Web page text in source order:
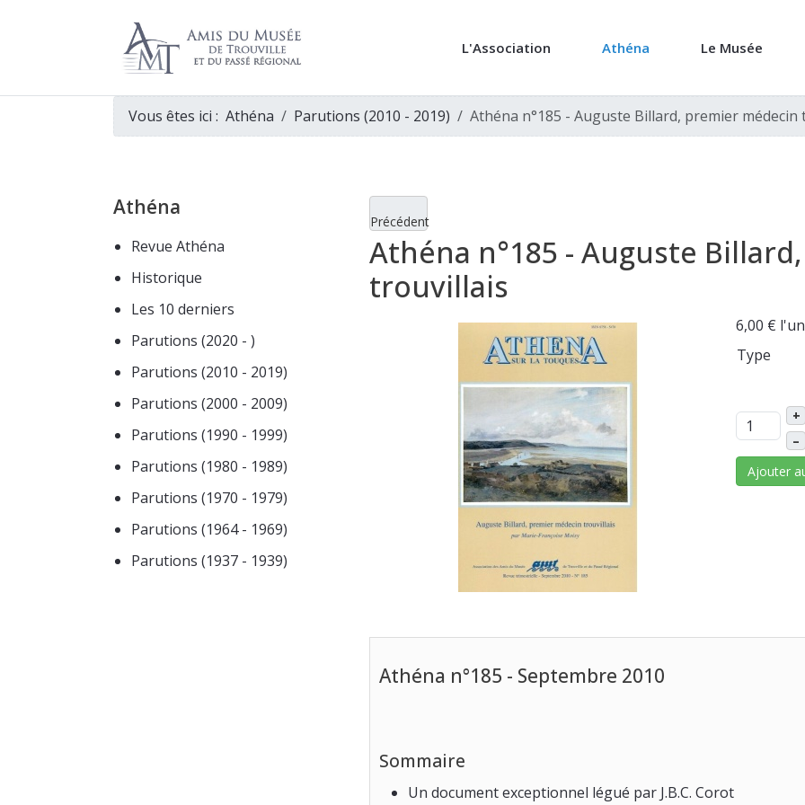
L'Association Athéna Le Musée
Vous êtes ici : Athéna Parutions (2010 - 2019) Athéna n°185 - Auguste Billard, premier médecin
Athéna
Revue Athéna
Historique
Les 10 derniers
Parutions (2020 - )
Parutions (2010 - 2019)
Parutions (2000 - 2009)
Parutions (1990 - 1999)
Parutions (1980 - 1989)
Parutions (1970 - 1979)
Parutions (1964 - 1969)
Parutions (1937 - 1939)
Précédent
Athéna n°185 - Auguste
trouvillais
6,00 €
Type
+
–
Ajouter
Athéna n°185 - Septembre 2010
Sommaire
Un document exceptionnel légué par J.B.C. Corot